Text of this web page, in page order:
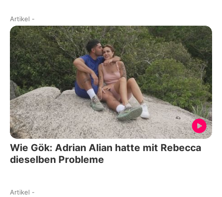
Artikel -
Wie Gök: Adrian Alian hatte mit Rebecca
dieselben Probleme
Artikel -